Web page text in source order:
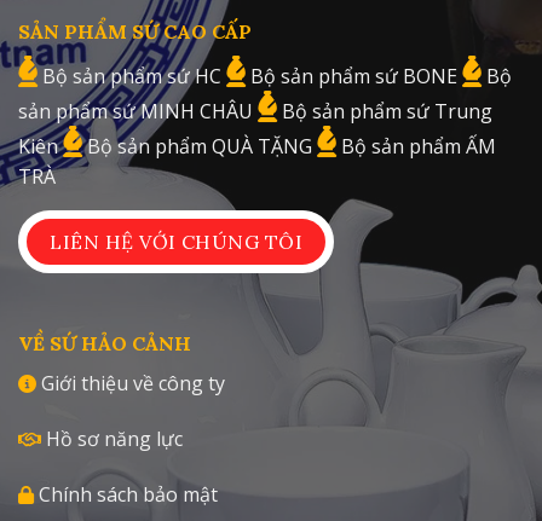
SẢN PHẨM SỨ CAO CẤP
Bộ sản phẩm sứ HC Bộ sản phẩm sứ BONE
Bộ
sản phẩm sứ MINH CHÂU
Bộ sản phẩm sứ Trung
Kiên
Bộ sản phẩm QUÀ TẶNG
Bộ sản phẩm ẤM
TRÀ
LIÊN HỆ VỚI CHÚNG TÔI
VỀ SỨ HẢO CẢNH
Giới thiệu về công ty
Hồ sơ năng lực
Chính sách bảo mật